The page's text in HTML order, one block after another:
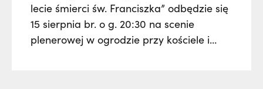
lecie śmierci św. Franciszka” odbędzie się
15 sierpnia br. o g. 20:30 na scenie
plenerowej w ogrodzie przy kościele i